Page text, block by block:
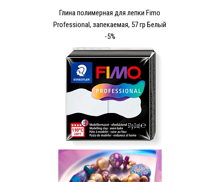
Глина полимерная для лепки Fimo
Рrofessional, запекаемая, 57 гр Белый
-5%